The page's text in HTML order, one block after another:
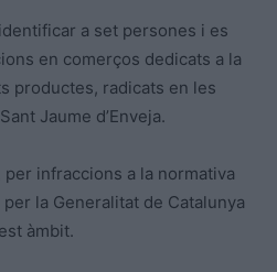
a set persones i es
en comerços dedicats a la
productes, radicats en les
Jaume d’Enveja.
per infraccions a la normativa
la Generalitat de Catalunya
àmbit.